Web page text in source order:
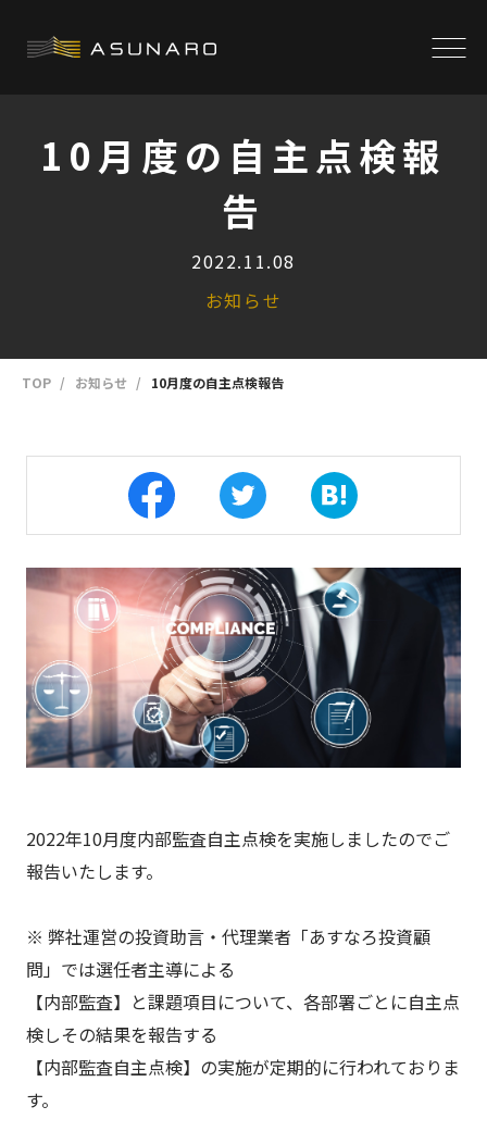
10月度の自主点検報
告
2022.11.08
お知らせ
TOP お知らせ 10月度の自主点検報告
2022年10月度内部監査自主点検を実施しましたのでご
報告いたします。
※ 弊社運営の投資助言・代理業者「あすなろ投資顧
問」では選任者主導による
【内部監査】と課題項目について、各部署ごとに自主点
検しその結果を報告する
【内部監査自主点検】の実施が定期的に行われておりま
す。